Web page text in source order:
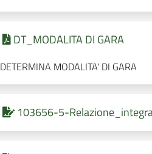
DT_MODALITA DI GARA
DETERMINA MODALITA' DI GARA
103656-5-